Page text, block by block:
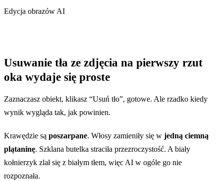
Edycja obrazów AI
Usuwanie tła ze zdjęcia na pierwszy rzut
oka wydaje się proste
Zaznaczasz obiekt, klikasz “Usuń tło”, gotowe. Ale rzadko kiedy
wynik wygląda tak, jak powinien.
Krawędzie są poszarpane. Włosy zamieniły się w jedną ciemną
plątaninę. Szklana butelka straciła przezroczystość. A biały
kołnierzyk zlał się z białym tłem, więc AI w ogóle go nie
rozpoznała.